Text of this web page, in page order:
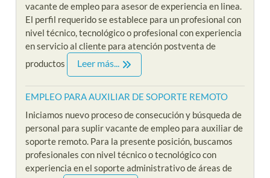
vacante de empleo para asesor de experiencia en linea.
El perfil requerido se establece para un profesional con
nivel técnico, tecnológico o profesional con experiencia
en servicio al cliente para atención postventa de
productos
Leer más...
EMPLEO PARA AUXILIAR DE SOPORTE REMOTO
Iniciamos nuevo proceso de consecución y búsqueda de
personal para suplir vacante de empleo para auxiliar de
soporte remoto. Para la presente posición, buscamos
profesionales con nivel técnico o tecnológico con
experiencia en el soporte administrativo de áreas de